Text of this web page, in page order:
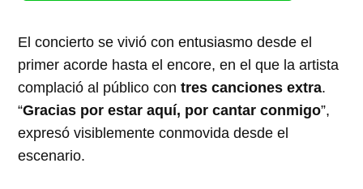
El concierto se vivió con entusiasmo desde el
primer acorde hasta el encore, en el que la artista
complació al público contres canciones extra.
“Gracias por estar aquí, por cantar conmigo”,
expresó visiblemente conmovida desde el
escenario.